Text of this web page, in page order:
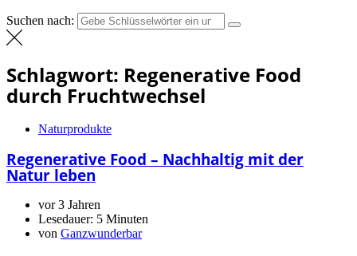
Suchen nach:
Schlagwort: Regenerative Food
durch Fruchtwechsel
Naturprodukte
Regenerative Food – Nachhaltig mit der
Natur leben
vor 3 Jahren
Lesedauer: 5 Minuten
von Ganzwunderbar